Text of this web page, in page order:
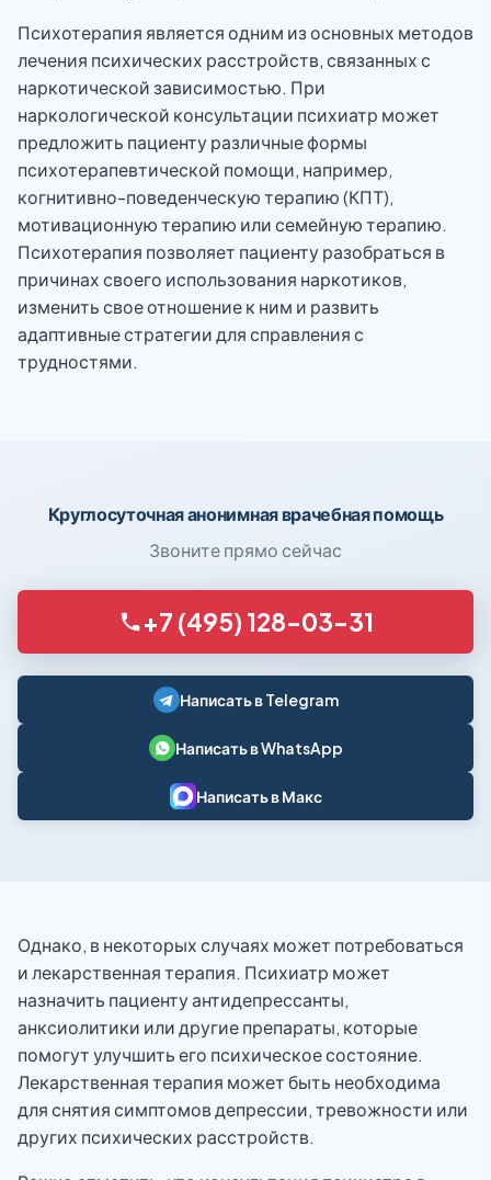
Психотерапия является одним из основных методов
лечения психических расстройств, связанных с
наркотической зависимостью. При
наркологической консультации психиатр может
предложить пациенту различные формы
психотерапевтической помощи, например,
когнитивно-поведенческую терапию (КПТ),
мотивационную терапию или семейную терапию.
Психотерапия позволяет пациенту разобраться в
причинах своего использования наркотиков,
изменить свое отношение к ним и развить
адаптивные стратегии для справления с
трудностями.
Круглосуточная анонимная врачебная помощь
Звоните прямо сейчас
+7 (495) 128-03-31
Написать в Telegram
Написать в WhatsApp
Написать в Макс
Однако, в некоторых случаях может потребоваться
и лекарственная терапия. Психиатр может
назначить пациенту антидепрессанты,
анксиолитики или другие препараты, которые
помогут улучшить его психическое состояние.
Лекарственная терапия может быть необходима
для снятия симптомов депрессии, тревожности или
других психических расстройств.